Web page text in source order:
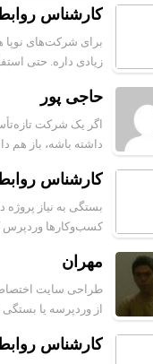
کارشناس
برای شرکت‌های
زیادی داره. حتی
حاجی پور
اگر یک شرکت
داشته باشه، باز
کارشناس
بستگی به نیاز پروژه
کسب‌وکارها وردپرس
مهران
طراحی سایت
از وردپرسه یا
کارشناس